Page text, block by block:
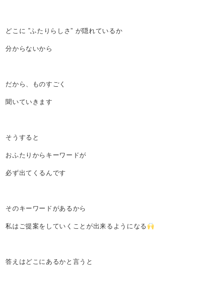
どこに ”ふたりらしさ” が隠れているか
分からないから
だから、ものすごく
聞いていきます
そうすると
おふたりからキーワードが
必ず出てくるんです
そのキーワードがあるから
私はご提案をしていくことが出来るようになる
答えはどこにあるかと言うと